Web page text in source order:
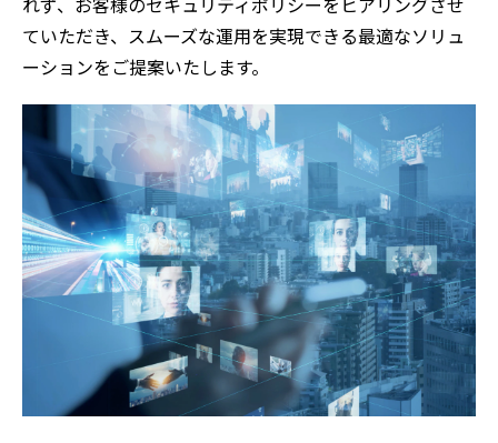
ていただき、スムーズな運用を実現できる最適なソリュ
ーションをご提案いたします。